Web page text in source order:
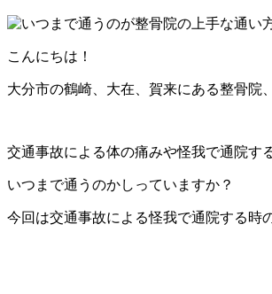
こんにちは！
大分市の鶴崎、大在、賀来にある整骨院
交通事故による体の痛みや怪我で通院す
いつまで通うのかしっていますか？
今回は交通事故による怪我で通院する時